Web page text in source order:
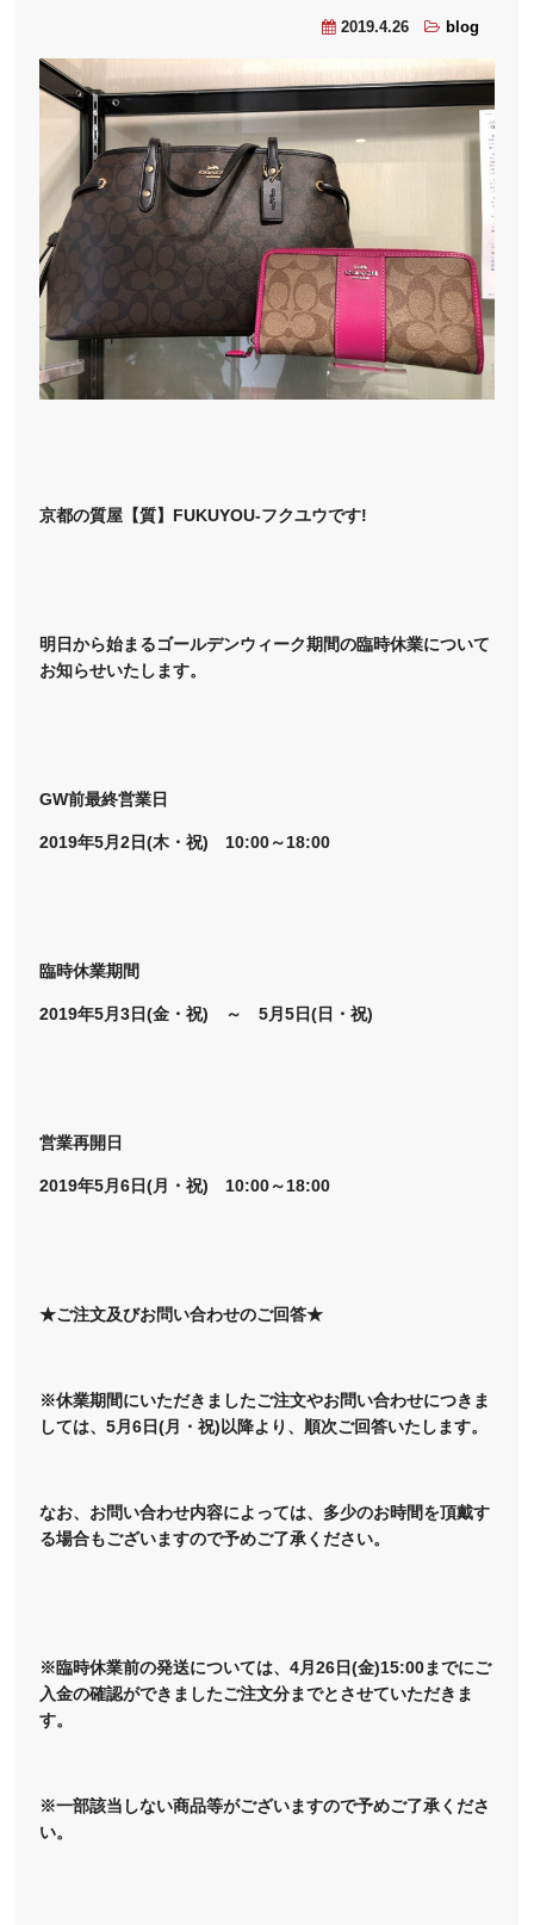
2019.4.26 blog
京都の質屋【質】FUKUYOU-フクユウです!
明日から始まるゴールデンウィーク期間の臨時休業について
お知らせいたします。
GW前最終営業日
2019年5月2日(木・祝) 10:00～18:00
臨時休業期間
2019年5月3日(金・祝) ～ 5月5日(日・祝)
営業再開日
2019年5月6日(月・祝) 10:00～18:00
★ご注文及びお問い合わせのご回答★
※休業期間にいただきましたご注文やお問い合わせにつきま
しては、5月6日(月・祝)以降より、順次ご回答いたします。
なお、お問い合わせ内容によっては、多少のお時間を頂戴す
る場合もございますので予めご了承ください。
※臨時休業前の発送については、4月26日(金)15:00までにご
入金の確認ができましたご注文分までとさせていただきま
す。
※一部該当しない商品等がございますので予めご了承くださ
い。